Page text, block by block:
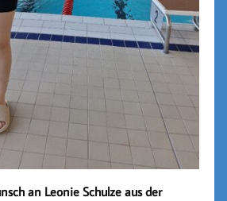
an Leonie Schulze aus der